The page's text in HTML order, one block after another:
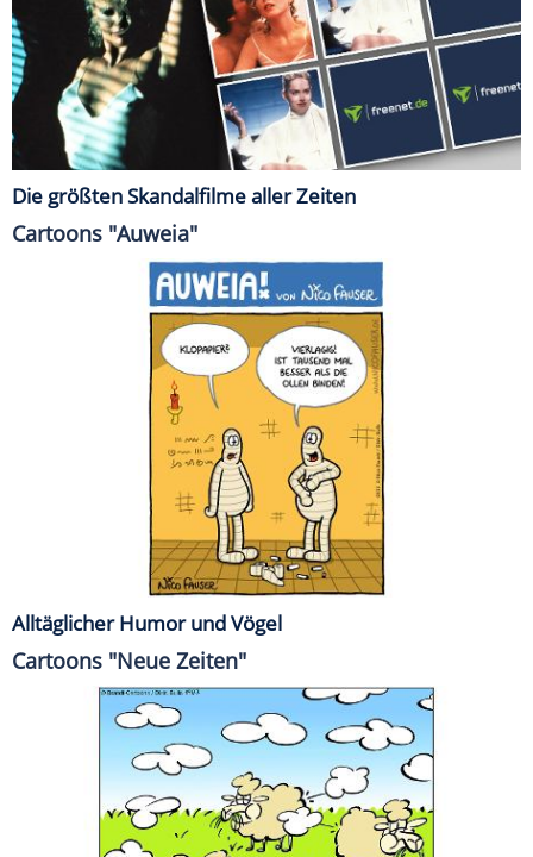
Die größten Skandalfilme aller Zeiten
Cartoons "Auweia"
Alltäglicher Humor und Vögel
Cartoons "Neue Zeiten"